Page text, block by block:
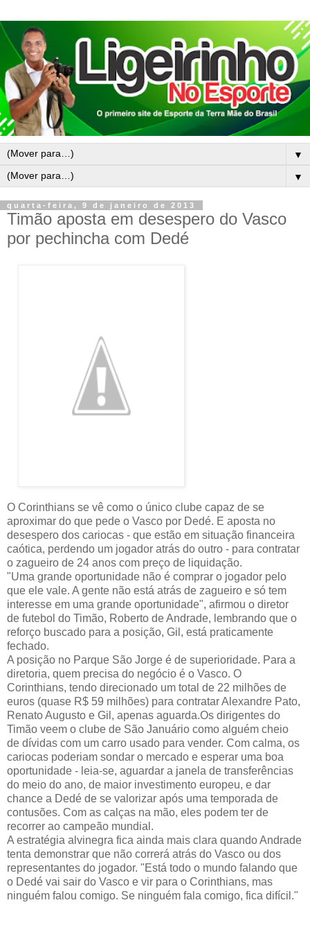
▼
▼
quarta-feira, 9 de janeiro de 2013
Timão aposta em desespero do Vasco
por pechincha com Dedé
O Corinthians se vê como o único clube capaz de se
aproximar do que pede o Vasco por Dedé. E aposta no
desespero dos cariocas - que estão em situação financeira
caótica, perdendo um jogador atrás do outro - para contratar
o zagueiro de 24 anos com preço de liquidação.
"Uma grande oportunidade não é comprar o jogador pelo
que ele vale. A gente não está atrás de zagueiro e só tem
interesse em uma grande oportunidade", afirmou o diretor
de futebol do Timão, Roberto de Andrade, lembrando que o
reforço buscado para a posição, Gil, está praticamente
fechado.
A posição no Parque São Jorge é de superioridade. Para a
diretoria, quem precisa do negócio é o Vasco. O
Corinthians, tendo direcionado um total de 22 milhões de
euros (quase R$ 59 milhões) para contratar Alexandre Pato,
Renato Augusto e Gil, apenas aguarda.Os dirigentes do
Timão veem o clube de São Januário como alguém cheio
de dívidas com um carro usado para vender. Com calma, os
cariocas poderiam sondar o mercado e esperar uma boa
oportunidade - leia-se, aguardar a janela de transferências
do meio do ano, de maior investimento europeu, e dar
chance a Dedé de se valorizar após uma temporada de
contusões. Com as calças na mão, eles podem ter de
recorrer ao campeão mundial.
A estratégia alvinegra fica ainda mais clara quando Andrade
tenta demonstrar que não correrá atrás do Vasco ou dos
representantes do jogador. "Está todo o mundo falando que
o Dedé vai sair do Vasco e vir para o Corinthians, mas
ninguém falou comigo. Se ninguém fala comigo, fica difícil."